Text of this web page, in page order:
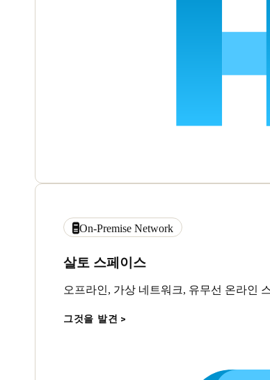
On-Premise Network
살토 스페이스
오프라인, 가상 네트워크, 유무선 온라인
그것을 발견